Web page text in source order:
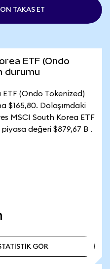
TAKAS ET
ETF (Ondo
durumu
(Ondo Tokenized)
$165,80. Dolaşımdaki
MSCI South Korea ETF
değeri $879,67 B .
GÖR